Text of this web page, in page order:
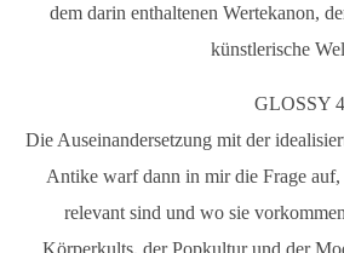
dem darin enthaltenen Wertekanon,
künstlerische
GLOSSY
Die Auseinandersetzung mit der
Antike warf dann in mir die Frage
relevant sind und wo sie
Körperkults, der Popkultur und der